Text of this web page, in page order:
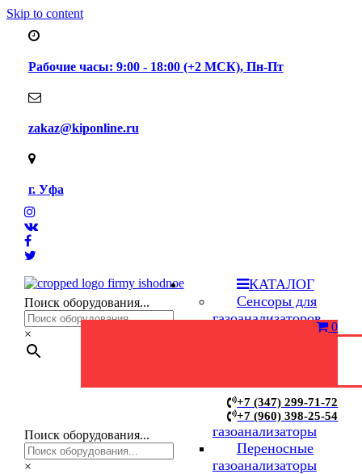
Skip to content
Рабочие часы: 9:00 - 18:00 (+2 МСК), Пн-Пт
zakaz@kiponline.ru
г. Уфа
Поиск оборудования...
×
0
+7 (347) 299-71-72
+7 (960) 398-25-54
Поиск оборудования...
×
КАТАЛОГ
Сенсоры для
газоанализаторов
газоанализаторы
Переносные
газоанализаторы